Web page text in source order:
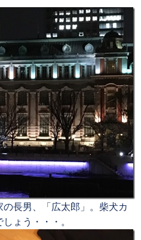
長男、「広太郎」。柴犬カ
ょう・・・。